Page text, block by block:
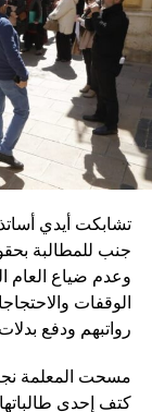
تشابكت أيدي
جنب للمطالبة
وعدم ضياع العام
الوقفات
رواتبهم ودفع
مسحت المعلمة
كتف إحدى